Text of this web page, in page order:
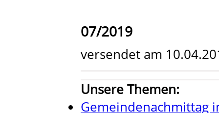
07/2019
versendet am
Unsere Themen:
Gemeindenachmittag